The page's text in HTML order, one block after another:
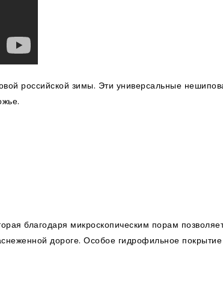
российской зимы. Эти универсальные
благодаря микроскопическим порам
дороге. Особое гидрофильное